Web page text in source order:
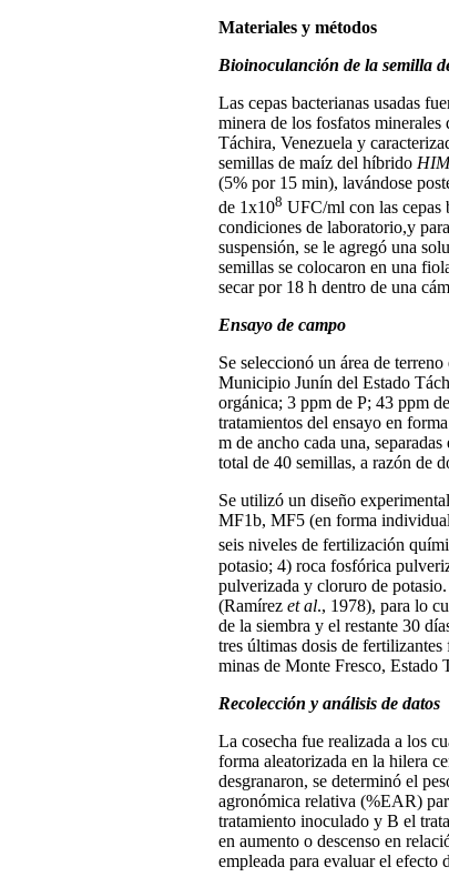
Materiales y métodos
Bioinoculanción de la semilla
Las cepas bacterianas usadas
minera de los fosfatos
Táchira, Venezuela y
semillas de maíz del híbrido
(5% por 15 min), lavándose
de 1x108 UFC/ml con las cepas
condiciones de laboratorio,y
suspensión, se le agregó una
semillas se colocaron en una
secar por 18 h dentro de una
Ensayo de campo
Se seleccionó un área de
Municipio Junín del Estado
orgánica; 3 ppm de P; 43 ppm
tratamientos del ensayo en
m de ancho cada una,
total de 40 semillas, a razón de
Se utilizó un diseño
MF1b, MF5 (en forma
seis niveles de fertilización
potasio; 4) roca fosfórica
pulverizada y cloruro de
(Ramírez et al., 1978), para lo
de la siembra y el restante 30
tres últimas dosis de
minas de Monte Fresco, Estado
Recolección y análisis de datos
La cosecha fue realizada a los
forma aleatorizada en la hilera
desgranaron, se determinó el
agronómica relativa (%EAR)
tratamiento inoculado y B el
en aumento o descenso en
empleada para evaluar el efecto